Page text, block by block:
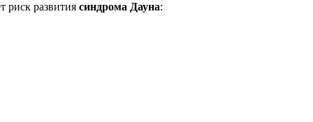
риск развития синдрома Дауна: